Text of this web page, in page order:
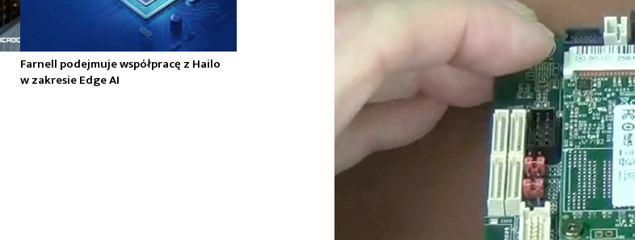
Farnell podejmuje współpracę z Hailo
w zakresie Edge AI